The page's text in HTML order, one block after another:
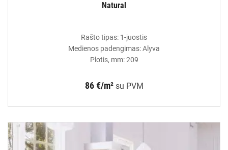
Natural
Rašto tipas: 1-juostis
Medienos padengimas: Alyva
Plotis, mm: 209
86 €/m² su PVM